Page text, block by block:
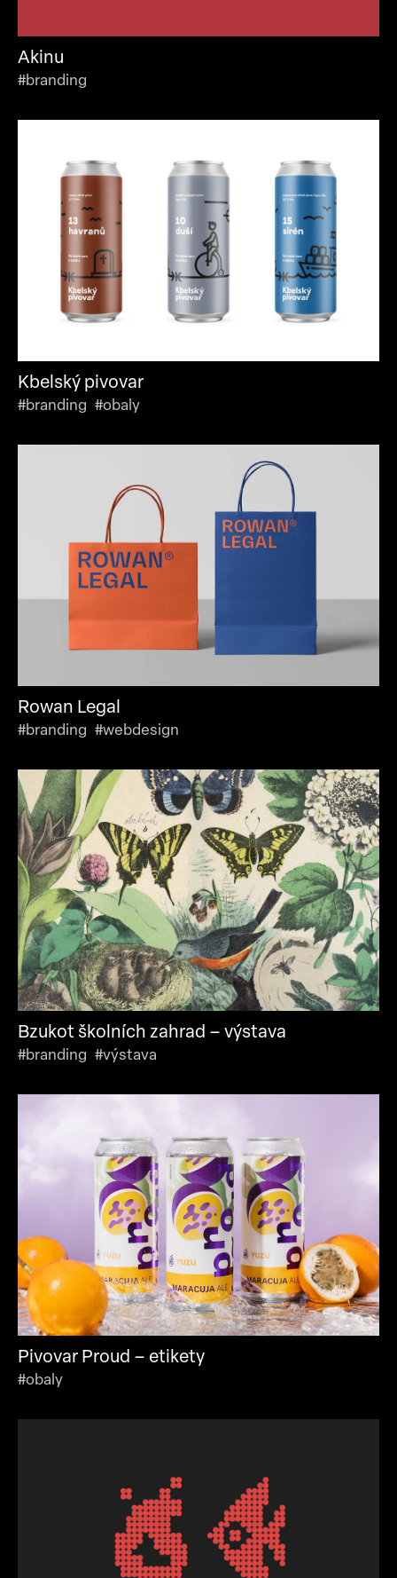
Akinu
#branding
Kbelský pivovar
#branding #obaly
Rowan Legal
#branding #webdesign
Bzukot školních zahrad – výstava
#branding #výstava
Pivovar Proud – etikety
#obaly